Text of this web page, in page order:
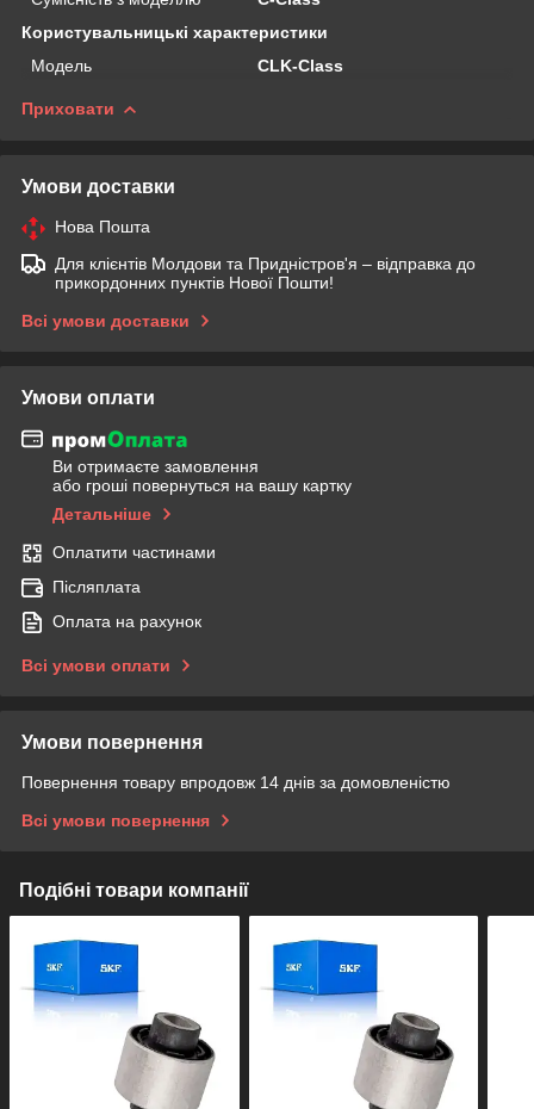
Користувальницькі характеристики
Мoдель
CLK-Class
Приховати
Умови доставки
Нова Пошта
Для клієнтів Молдови та Придністров'я – відправка до
прикордонних пунктів Нової Пошти!
Всі умови доставки
Умови оплати
Ви отримаєте замовлення
або гроші повернуться на вашу картку
Детальніше
Оплатити частинами
Післяплата
Оплата на рахунок
Всі умови оплати
Умови повернення
Повернення товару впродовж 14 днів за домовленістю
Всі умови повернення
Подібні товари компанії